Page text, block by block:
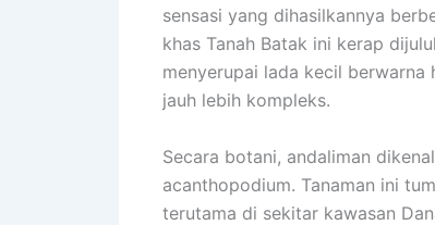
sensasi yang dihasilkannya
khas Tanah Batak ini kerap
menyerupai lada kecil berwarna
jauh lebih kompleks.
Secara botani, andaliman
acanthopodium. Tanaman ini
terutama di sekitar kawasan